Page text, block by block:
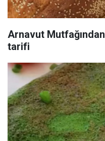
Arnavut
tarifi